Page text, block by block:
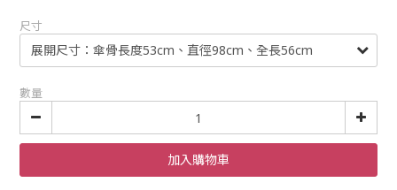
尺寸
數量
加入購物車